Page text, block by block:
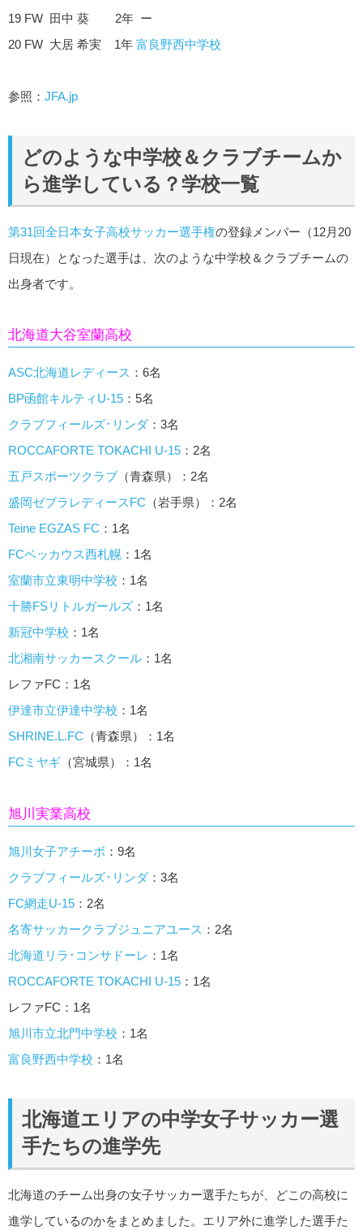
19 FW 田中 葵 2年 ー
20 FW 大居 希実 1年 富良野西中学校
参照： JFA.jp
どのような中学校＆クラブチームか
ら進学している？学校一覧
第31回全日本女子高校サッカー選手権の登録メンバー（12月20
日現在）となった選手は、次のような中学校＆クラブチームの
出身者です。
北海道大谷室蘭高校
ASC北海道レディース ：6名
BP函館キルティU-15 ：5名
クラブフィールズ･リンダ ：3名
ROCCAFORTE TOKACHI U-15 ：2名
五戸スポーツクラブ （青森県）：2名
盛岡ゼブラレディースFC （岩手県）：2名
Teine EGZAS FC ：1名
FCベッカウス西札幌 ：1名
室蘭市立東明中学校 ：1名
十勝FSリトルガールズ ：1名
新冠中学校 ：1名
北湘南サッカースクール ：1名
レファFC：1名
伊達市立伊達中学校 ：1名
SHRINE.L.FC （青森県）：1名
FCミヤギ （宮城県）：1名
旭川実業高校
旭川女子アチーボ ：9名
クラブフィールズ･リンダ ：3名
FC網走U-15 ：2名
名寄サッカークラブジュニアユース ：2名
北海道リラ･コンサドーレ ：1名
ROCCAFORTE TOKACHI U-15 ：1名
レファFC：1名
旭川市立北門中学校 ：1名
富良野西中学校 ：1名
北海道エリアの中学女子サッカー選
手たちの進学先
北海道のチーム出身の女子サッカー選手たちが、どこの高校に
進学しているのかをまとめました。エリア外に進学した選手た